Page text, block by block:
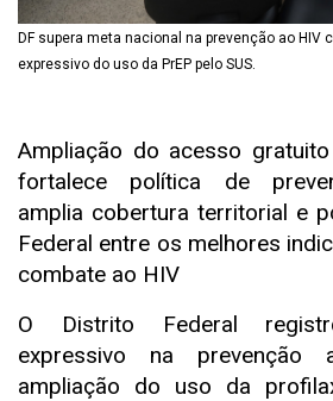
DF supera meta nacional na prevenção ao HIV
expressivo do uso da PrEP pelo SUS.
Ampliação do acesso
fortalece política de
amplia cobertura territorial e
Federal entre os melhores
combate ao HIV
O Distrito Federal
expressivo na
ampliação do uso da